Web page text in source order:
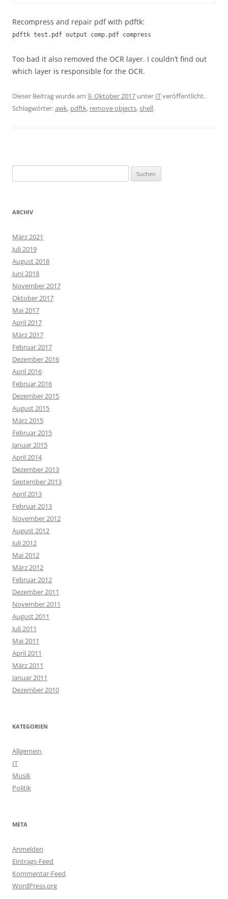
Recompress and repair pdf with pdftk:
pdftk test.pdf output comp.pdf compress
Too bad it also removed the OCR layer. I couldn’t find out
which layer is responsible for the OCR.
Dieser Beitrag wurde am 9. Oktober 2017 unter ITveröffentlicht.
Schlagwörter:awk, pdftk, remove objects,shell.
nach:
ARCHIV
März 2021
Juli 2019
August 2018
Juni 2018
November 2017
Oktober 2017
Mai 2017
April 2017
März 2017
Februar 2017
Dezember 2016
April 2016
Februar 2016
Dezember 2015
August 2015
März 2015
Februar 2015
Januar 2015
April 2014
Dezember 2013
September 2013
April 2013
Februar 2013
November 2012
August 2012
Juli 2012
Mai 2012
März 2012
Februar 2012
Dezember 2011
November 2011
August 2011
Juli 2011
Mai 2011
April 2011
März 2011
Januar 2011
Dezember 2010
KATEGORIEN
Allgemein
IT
Musik
Politik
META
Anmelden
Eintrags-Feed
Kommentar-Feed
WordPress.org